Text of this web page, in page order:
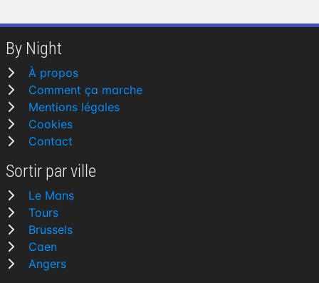
By Night
À propos
Comment ça marche
Mentions légales
Cookies
Contact
Sortir par ville
Le Mans
Tours
Brussels
Caen
Angers